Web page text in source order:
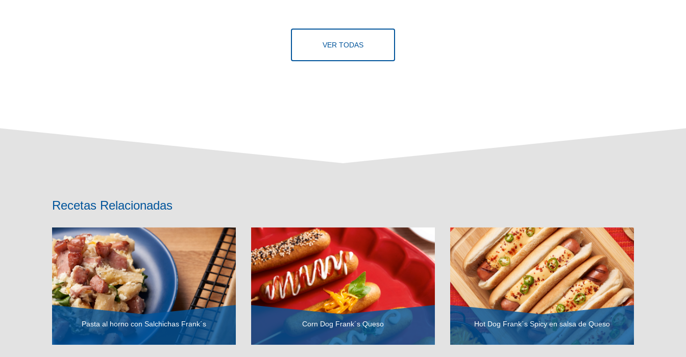
VER TODAS
Recetas Relacionadas
Pasta al horno con Salchichas Frank´s Corn Dog Frank´s Queso Hot Dog Frank´s Spicy en salsa de Queso